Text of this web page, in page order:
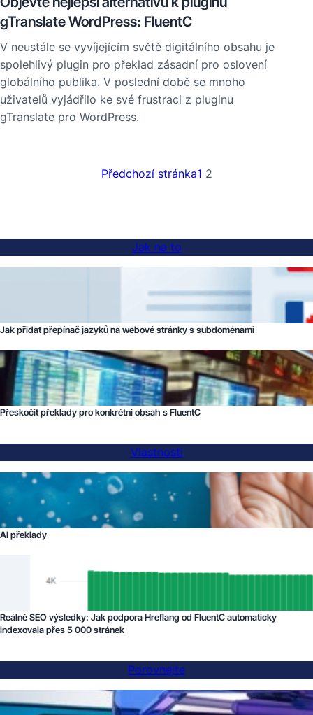
gTranslate WordPress: FluentC
V neustále se vyvíjejícím světě digitálního obsahu je
spolehlivý plugin pro překlad zásadní pro oslovení
globálního publika. V poslední době se mnoho
uživatelů vyjádřilo ke své frustraci z pluginu
gTranslate pro WordPress.
Předchozí stránka1 2
Jak na to
Jak přidat přepínač jazyků na webové stránky s subdoménami
Přeskočit překlady pro konkrétní obsah s FluentC
Vlastnosti
AI překlady
Reálné SEO výsledky: Jak podpora Hreflang od FluentC automaticky
indexovala přes 5 000 stránek
Porovnejte